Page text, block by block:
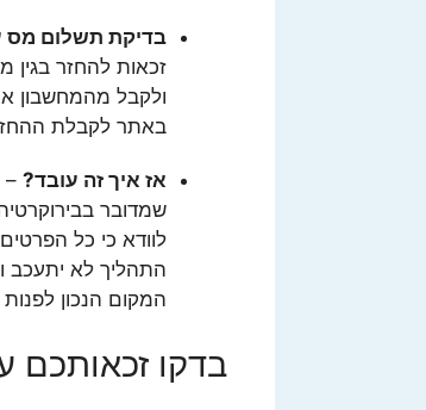
בדיקת תשלום מס
זכאות להחזר בגין
ולקבל מהמחשבון
באתר לקבלת
אז איך זה עובד? –
שמדובר
לוודא כי כל
התהליך לא יתעכב
המקום הנכון לפנות
בדקו זכאותכם